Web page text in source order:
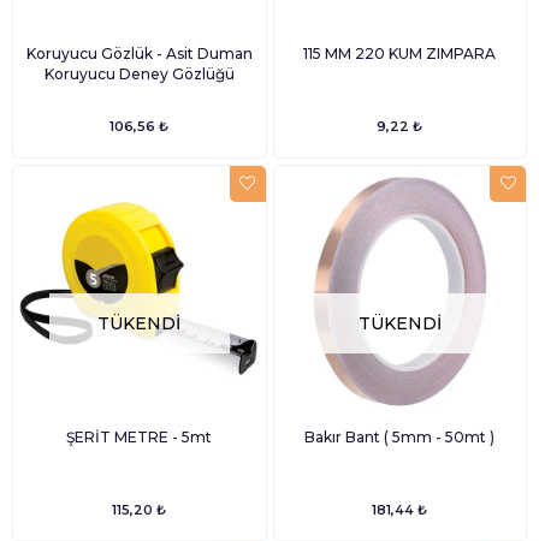
Koruyucu Gözlük - Asit Duman
Koruyucu Deney Gözlüğü
106,56 ₺
115 MM 220 KUM ZIMPARA
9,22 ₺
TÜKENDI
ŞERİT METRE - 5mt
115,20 ₺
TÜKENDI
Bakır Bant ( 5mm - 50mt )
181,44 ₺